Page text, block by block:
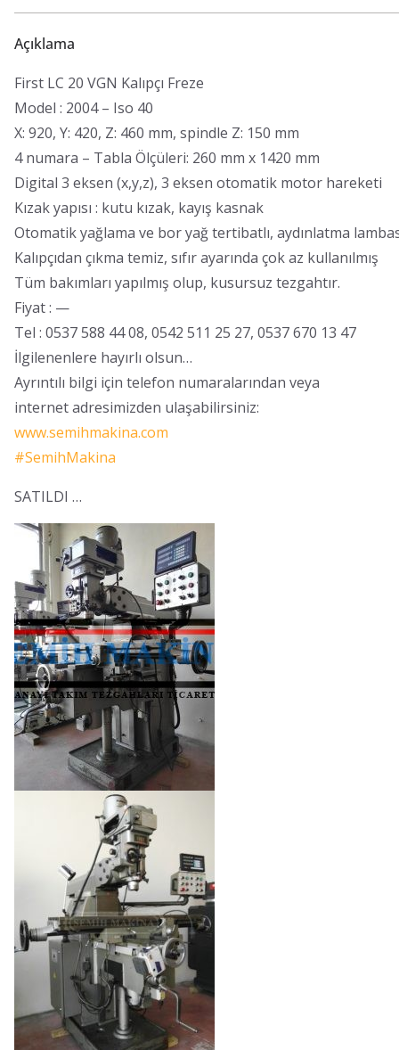
Açıklama
First LC 20 VGN Kalıpçı Freze
Model : 2004 – Iso 40
X: 920, Y: 420, Z: 460 mm, spindle Z: 150 mm
4 numara – Tabla Ölçüleri: 260 mm x 1420 mm
Digital 3 eksen (x,y,z), 3 eksen otomatik motor hareketi
Kızak yapısı : kutu kızak, kayış kasnak
Otomatik yağlama ve bor yağ tertibatlı, aydınlatma
Kalıpçıdan çıkma temiz, sıfır ayarında çok az kullanılmış
Tüm bakımları yapılmış olup, kusursuz tezgahtır.
Fiyat : —
Tel : 0537 588 44 08, 0542 511 25 27, 0537 670 13 47
İlgilenenlere hayırlı olsun…
Ayrıntılı bilgi için telefon numaralarından veya
internet adresimizden ulaşabilirsiniz:
www.semihmakina.com
#SemihMakina
SATILDI …